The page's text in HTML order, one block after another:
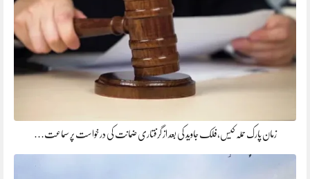
زمان پارک حملہ کیس،فلک جاوید کی بعد از گرفتاری ضمانت کی درخواست پر سماعت…